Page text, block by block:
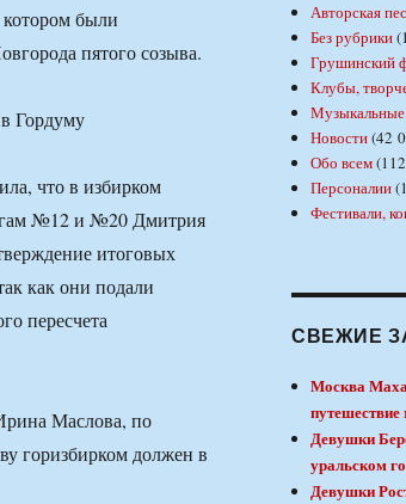
котором были
пятого созыва.
что в избирком
№12 и №20 Дмитрия
итоговых
как они подали
пересчета
Маслова, по
горизбирком должен в
Авторская
Без рубрики
Грушинский
Клубы,
Новости(42
Обо всем
Персоналии
Фестивали,
СВЕЖИЕ
Москва
Девушки
уральском
Девушки